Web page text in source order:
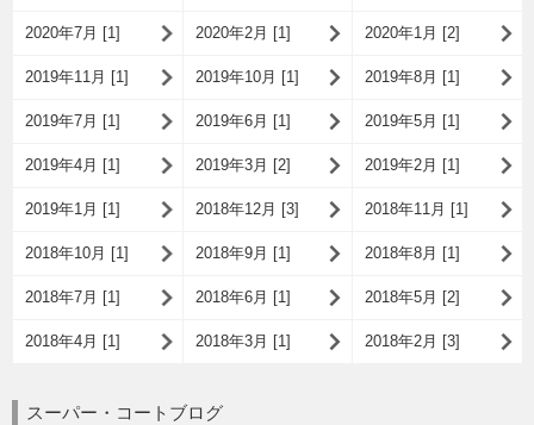
2020年7月 [1] 2020年2月 [1] 2020年1月 [2]
2019年11月 [1] 2019年10月 [1] 2019年8月 [1]
2019年7月 [1] 2019年6月 [1] 2019年5月 [1]
2019年4月 [1] 2019年3月 [2] 2019年2月 [1]
2019年1月 [1] 2018年12月 [3] 2018年11月 [1]
2018年10月 [1] 2018年9月 [1] 2018年8月 [1]
2018年7月 [1] 2018年6月 [1] 2018年5月 [2]
2018年4月 [1] 2018年3月 [1] 2018年2月 [3]
スーパー・コートブログ